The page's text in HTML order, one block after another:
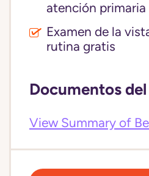
atención primaria
Examen de la
rutina gratis
Documentos
View Summary of